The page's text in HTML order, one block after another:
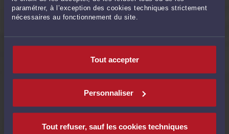
paramétrer, à l’exception des cookies techniques strictement
nécessaires au fonctionnement du site.
Tout accepter
Personnaliser
Tout refuser, sauf les cookies techniques
compétence ?
Est-ce qu'il existe des avocats
généralistes ?
Puis-je trouver des juristes ou notaires
sur cet annuaire ?